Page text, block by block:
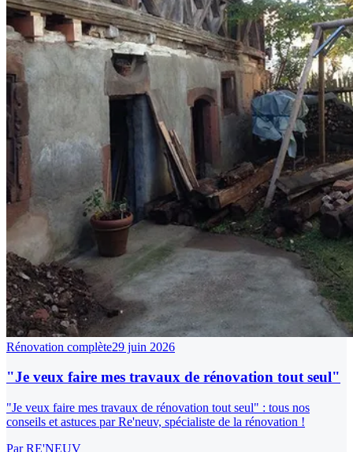
Rénovation complète29 juin 2026
"Je veux faire mes travaux de rénovation tout seul"
"Je veux faire mes travaux de rénovation tout seul" : tous nos
conseils et astuces par Re'neuv, spécialiste de la rénovation !
ParRE'NEUV